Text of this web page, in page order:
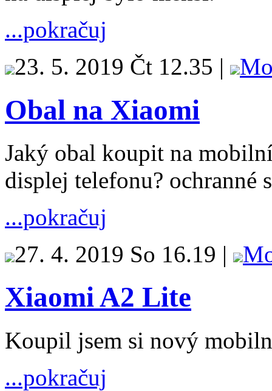
...pokračuj
23. 5. 2019 Čt 12.35 |
Obal na Xiaomi
Jaký obal koupit na
displej telefonu? ochranné
...pokračuj
27. 4. 2019 So 16.19 |
Xiaomi A2 Lite
Koupil jsem si nový
...pokračuj